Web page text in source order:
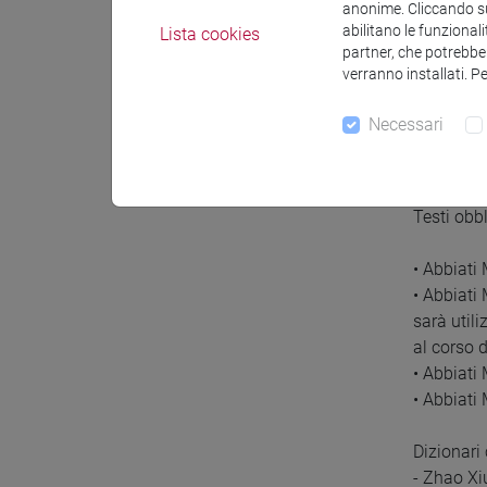
-
-
-
Testi
• Abbiati
• Abbiati
sarà
al corso
• Abbiati
• Abbiati
Dizionari
- Zhao
Lista cookies
anonime. Cliccando
abilitano le
partner, che
verranno installati.
Necessari